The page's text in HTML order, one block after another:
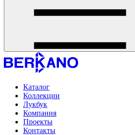
Каталог
Коллекции
Лукбук
Компания
Проекты
Контакты